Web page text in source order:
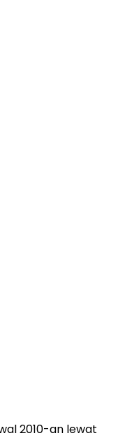
2010-an lewat